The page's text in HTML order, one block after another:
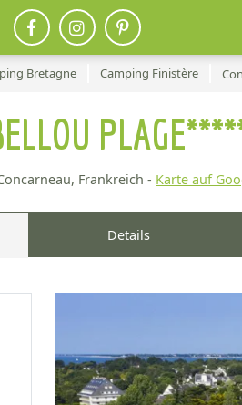
Bretagne Camping Finistère
Frankreich - Karte auf
Details